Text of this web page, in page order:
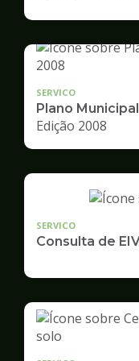
SERVICO
Plano
Edição 2008
SERVICO
Consulta de